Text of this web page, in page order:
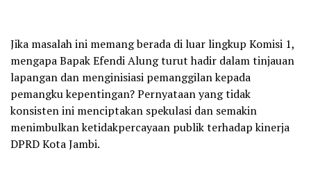
Jika masalah ini memang berada di luar lingkup Komisi 1,
mengapa Bapak Efendi Alung turut hadir dalam tinjauan
lapangan dan menginisiasi pemanggilan kepada
pemangku kepentingan? Pernyataan yang tidak
konsisten ini menciptakan spekulasi dan semakin
menimbulkan ketidakpercayaan publik terhadap kinerja
DPRD Kota Jambi.